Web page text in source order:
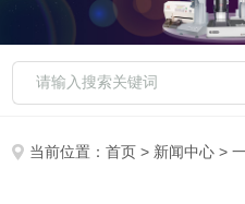
当前位置：首页 > 新闻中心 > 一